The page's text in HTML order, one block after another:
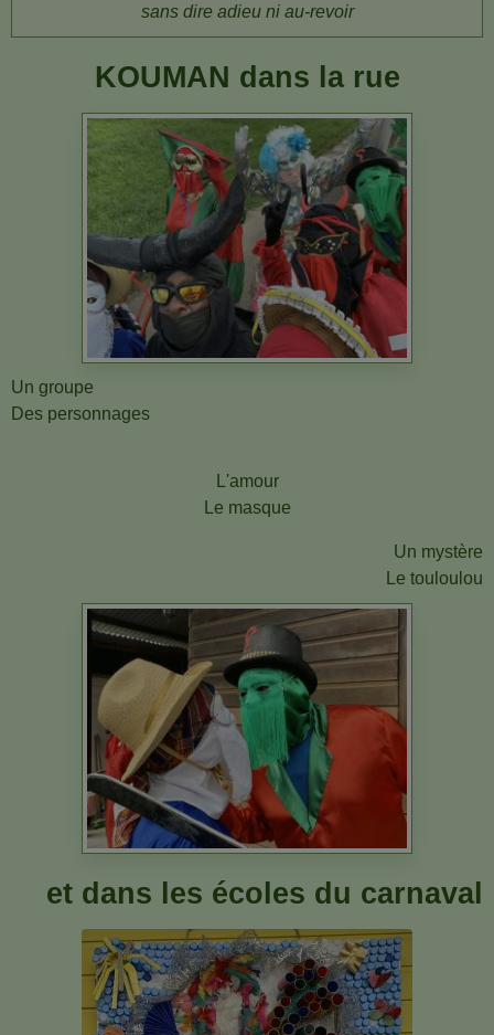
sans dire adieu ni au-revoir
KOUMAN dans la rue
Un groupe
Des personnages
L'amour
Le masque
Un mystère
Le touloulou
et dans les écoles du carnaval